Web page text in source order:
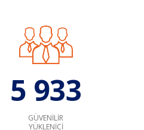
5 933
GÜVENILIR
YÜKLENICI